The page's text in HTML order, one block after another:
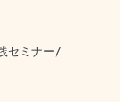
ミナー/